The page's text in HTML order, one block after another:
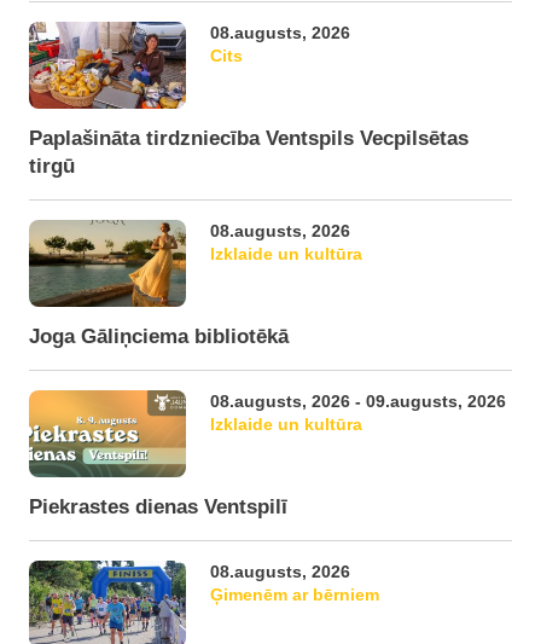
08.augusts, 2026
Cits
Paplašināta tirdzniecība Ventspils Vecpilsētas
tirgū
08.augusts, 2026
Izklaide un kultūra
Joga Gāliņciema bibliotēkā
08.augusts, 2026 - 09.augusts, 2026
Izklaide un kultūra
Piekrastes dienas Ventspilī
08.augusts, 2026
Ģimenēm ar bērniem